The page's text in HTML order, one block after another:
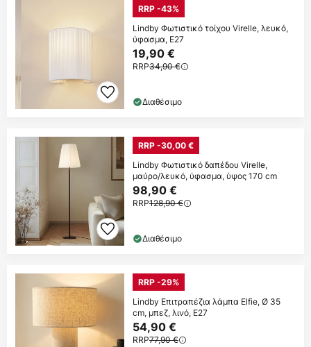
RRP -43%
Lindby Φωτιστικό τοίχου Virelle, λευκό,
ύφασμα, E27
19,90 €
RRP34,90 €
Διαθέσιμο
RRP -30,00 €
Lindby Φωτιστικό δαπέδου Virelle,
μαύρο/λευκό, ύφασμα, ύψος 170 cm
98,90 €
RRP128,90 €
Διαθέσιμο
RRP -29%
Lindby Επιτραπέζια λάμπα Elfie, Ø 35
cm, μπεζ, λινό, E27
54,90 €
RRP77,90 €